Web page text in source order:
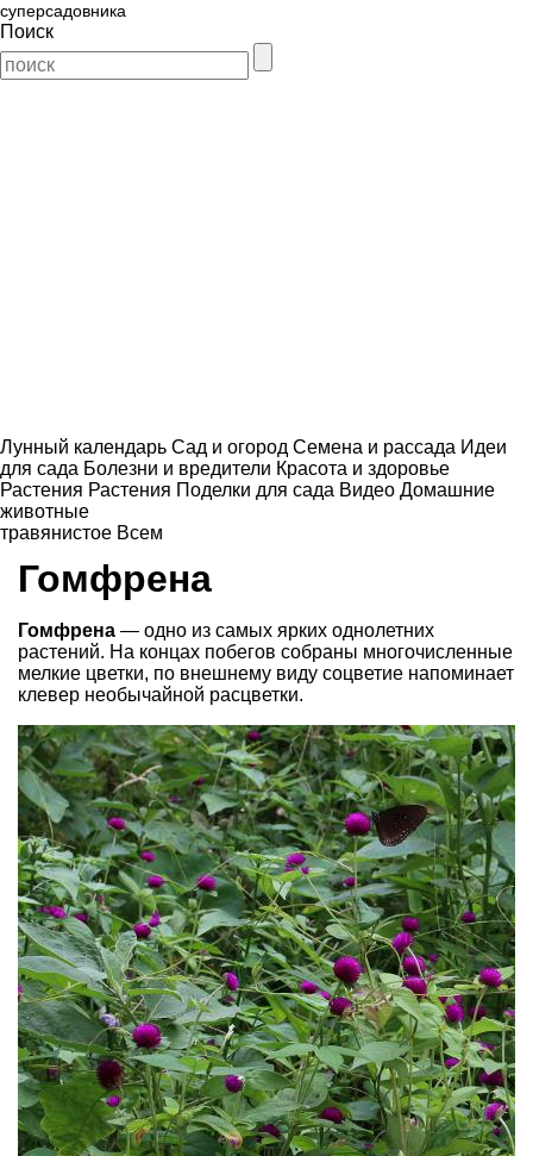
суперсадовника
Поиск
Лунный календарь Сад и огород Семена и рассада Идеи
для сада Болезни и вредители Красота и здоровье
Растения Растения Поделки для сада Видео Домашние
животные
травянистое Всем
Гомфрена
Гомфрена — одно из самых ярких однолетних
растений. На концах побегов собраны многочисленные
мелкие цветки, по внешнему виду соцветие напоми­нает
клевер необычайной расцветки.